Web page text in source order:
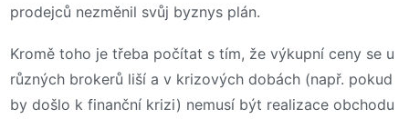
prodejců nezměnil svůj byznys plán.
Kromě toho je třeba počítat s tím, že výkupní ceny se u
různých brokerů liší a v krizových dobách (např. pokud
by došlo k finanční krizi) nemusí být realizace obchodu